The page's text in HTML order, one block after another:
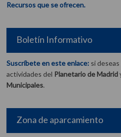
Recursos que se ofrecen.
Boletín Informativo
Suscríbete en este enlace: si
actividades del Planetario de Madrid
Municipales.
Zona de aparcamiento